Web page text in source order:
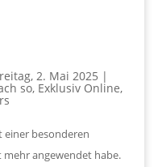
2. Mai 2025 |
so, Exklusiv Online,
einer besonderen
mehr angewendet habe.